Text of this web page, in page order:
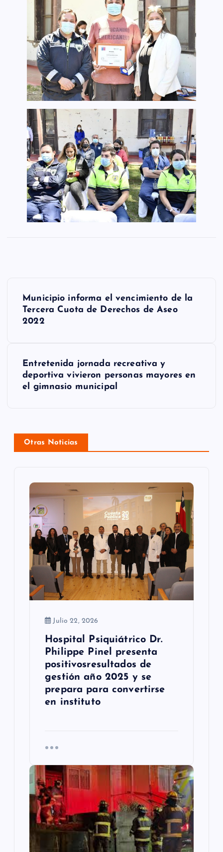
Municipio informa el vencimiento de la
Tercera Cuota de Derechos de Aseo
2022
Entretenida jornada recreativa y
deportiva vivieron personas mayores en
el gimnasio municipal
Otras Noticias
Julio 22, 2026
Hospital Psiquiátrico Dr.
Philippe Pinel presenta
positivosresultados de
gestión año 2025 y se
prepara para convertirse
en instituto